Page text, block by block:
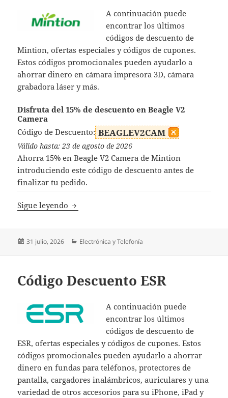
A continuación puede
encontrar los últimos
códigos de descuento de
Mintion, ofertas especiales y códigos de cupones.
Estos códigos promocionales pueden ayudarlo a
ahorrar dinero en cámara impresora 3D, cámara
grabadora láser y más.
Disfruta del 15% de descuento en Beagle V2
Camera
Código de Descuento: BEAGLEV2CAM
Válido hasta: 23 de agosto de 2026
Ahorra 15% en Beagle V2 Camera de Mintion
introduciendo este código de descuento antes de
finalizar tu pedido.
Sigue leyendo Código Descuento Mintion
Publicado
31 julio, 2026 Categorías
Electrónica y Telefonía
Código Descuento ESR
A continuación puede
encontrar los últimos
códigos de descuento de
ESR, ofertas especiales y códigos de cupones. Estos
códigos promocionales pueden ayudarlo a ahorrar
dinero en fundas para teléfonos, protectores de
pantalla, cargadores inalámbricos, auriculares y una
variedad de otros accesorios para su iPhone, iPad y